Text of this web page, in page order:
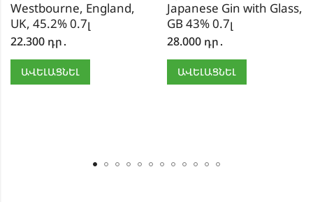
Westbourne, England,
UK, 45.2% 0.7լ
22.300 դր․
ԱՎԵԼԱՑՆԵԼ
Japanese Gin with Glass,
GB 43% 0.7լ
28.000 դր․
ԱՎԵԼԱՑՆԵԼ